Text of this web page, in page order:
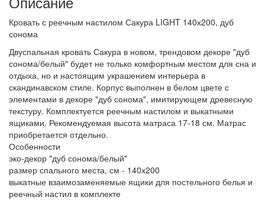
Кровать с реечным настилом Сакура LIGHT 140х200, дуб
сонома
Двуспальная кровать Сакура в новом, трендовом декоре "дуб
сонома/белый" будет не только комфортным местом для сна и
отдыха, но и настоящим украшением интерьера в
скандинавском стиле. Корпус выполнен в белом цвете с
элементами в декоре "дуб сонома", имитирующем древесную
текстуру. Комплектуется реечным настилом и выкатными
ящиками. Рекомендуемая высота матраса 17-18 см. Матрас
приобретается отдельно.
Особенности
эко-декор "дуб сонома/белый"
размер спального места, см - 140х200
выкатные взаимозаменяемые ящики для постельного белья и
реечный настил в комплекте